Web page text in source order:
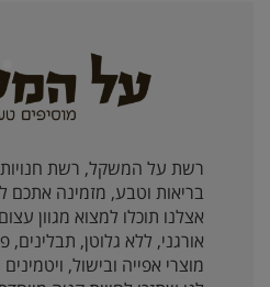
רשת על המשקל, רשת חנויות
בריאות וטבע, מזמינה אתכם
אצלנו תוכלו למצוא מגוון
אורגני, ללא גלוטן, תבלינים,
מוצרי אפייה ובישול,